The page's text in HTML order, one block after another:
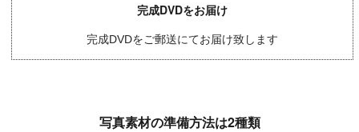
完成DVDをお届け
完成DVDをご郵送にてお届け致します
写真素材の準備方法は2種類